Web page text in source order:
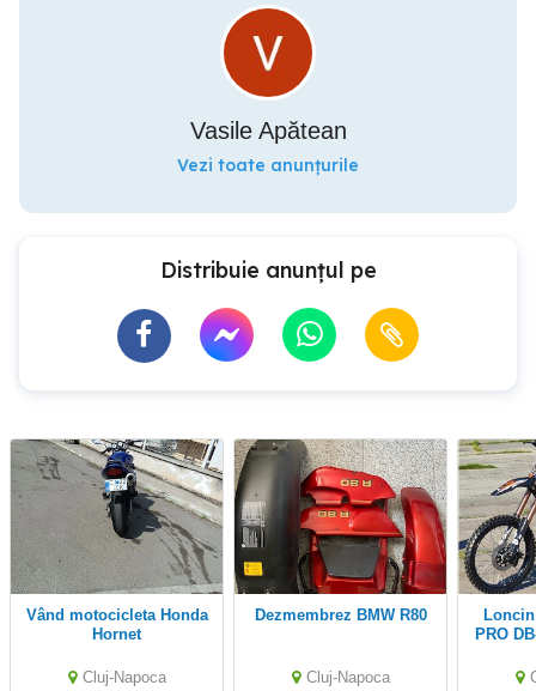
Vasile Apătean
Vezi toate anunțurile
Distribuie anunțul pe
Vând motocicleta Honda
Hornet
Cluj-Napoca
Dezmembrez BMW R80
Cluj-Napoca
Loncin Bemi KXD 150
PRO